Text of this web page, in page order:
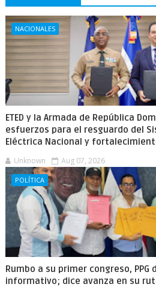
NACIONALES
ETED y la Armada de República
esfuerzos para el resguardo del
Eléctrica Nacional y
Unknown Aug 07, 2026
POLÍTICA
Rumbo a su primer congreso,
informativo; dice avanza en su